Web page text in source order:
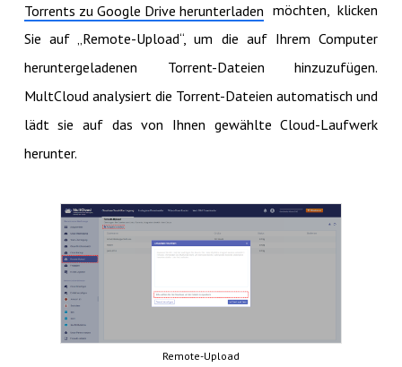
Torrents zu Google Drive herunterladen möchten, klicken
Sie auf „Remote-Upload“, um die auf Ihrem Computer
heruntergeladenen Torrent-Dateien hinzuzufügen.
MultCloud analysiert die Torrent-Dateien automatisch und
lädt sie auf das von Ihnen gewählte Cloud-Laufwerk
herunter.
Remote-Upload